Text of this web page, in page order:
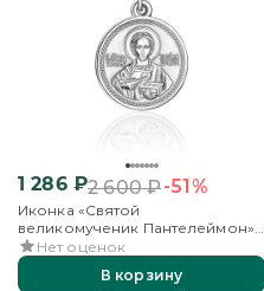
1 286₽2 600₽-51%
Иконка «Святой
великомученик Пантелеймон»
из серебра
Нет оценок
В корзину